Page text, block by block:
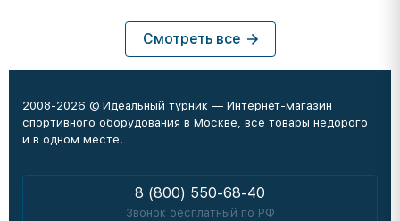
Смотреть все
2008-2026 © Идеальный турник — Интернет-магазин
спортивного оборудования в Москве, все товары недорого
и в одном месте.
8 (800) 550-68-40
Звонок бесплатный по РФ